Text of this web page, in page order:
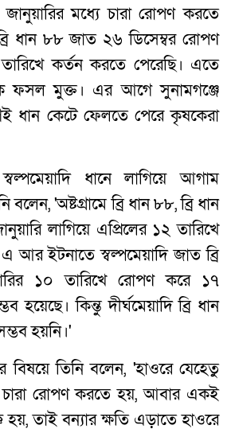
মধ্যে চারা রোপণ করতে
ধান ৮৮ জাত ২৬ ডিসেম্বর রোপণ
কর্তন করতে পেরেছি। এতে
ফসল মুক্ত। এর আগে সুনামগঞ্জে
ধান কেটে ফেলতে পেরে কৃষকেরা
ধানে লাগিয়ে আগাম
বলেন, 'অষ্টগ্রামে ব্রি ধান ৮৮, ব্রি ধান
লাগিয়ে এপ্রিলের ১২ তারিখে
আর ইটনাতে স্বল্পমেয়াদি জাত ব্রি
১০ তারিখে রোপণ করে ১৭
হয়েছে। কিন্তু দীর্ঘমেয়াদি ব্রি ধান
হয়নি।'
বিষয়ে তিনি বলেন, 'হাওরে যেহেতু
চারা রোপণ করতে হয়, আবার একই
হয়, তাই বন্যার ক্ষতি এড়াতে হাওরে